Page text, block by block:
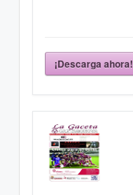
¡Descarga ahora!